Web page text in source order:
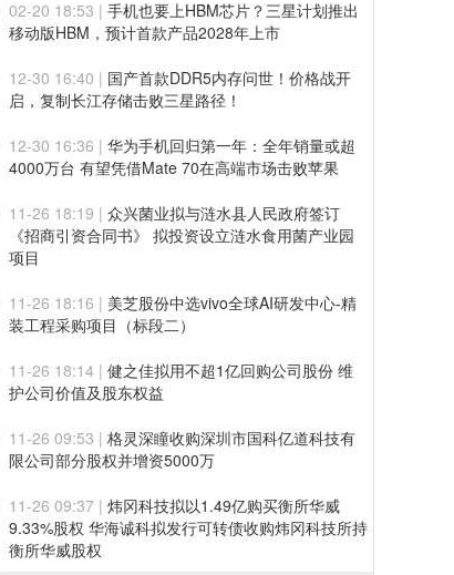
02-20 18:53 | 手机也要上HBM芯片？三星计划推出
移动版HBM，预计首款产品2028年上市
12-30 16:40 | 国产首款DDR5内存问世！价格战开
启，复制长江存储击败三星路径！
12-30 16:36 | 华为手机回归第一年：全年销量或超
4000万台 有望凭借Mate 70在高端市场击败苹果
11-26 18:19 | 众兴菌业拟与涟水县人民政府签订
《招商引资合同书》 拟投资设立涟水食用菌产业园
项目
11-26 18:16 | 美芝股份中选vivo全球AI研发中心-精
装工程采购项目（标段二）
11-26 18:14 | 健之佳拟用不超1亿回购公司股份 维
护公司价值及股东权益
11-26 09:53 | 格灵深瞳收购深圳市国科亿道科技有
限公司部分股权并增资5000万
11-26 09:37 | 炜冈科技拟以1.49亿购买衡所华威
9.33%股权 华海诚科拟发行可转债收购炜冈科技所持
衡所华威股权